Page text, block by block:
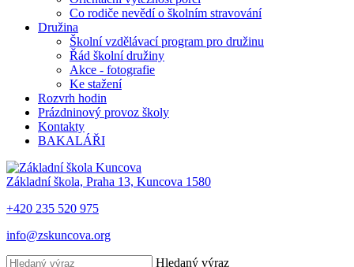
Co rodiče nevědí o školním stravování
Družina
Školní vzdělávací program pro družinu
Řád školní družiny
Akce - fotografie
Ke stažení
Rozvrh hodin
Prázdninový provoz školy
Kontakty
BAKALÁŘI
Základní škola, Praha 13, Kuncova 1580
+420 235 520 975
info@zskuncova.org
Hledaný výraz